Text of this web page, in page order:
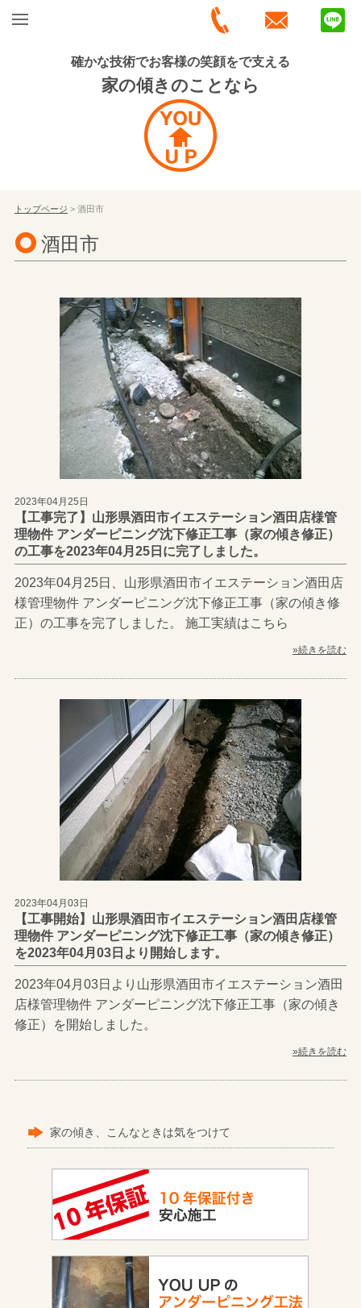
確かな技術でお客様の笑顔をで支える
家の傾きのことなら
トップページ > 酒田市
酒田市
2023年04月25日
【工事完了】山形県酒田市イエステーション酒田店様管
理物件 アンダーピニング沈下修正工事（家の傾き修正）
の工事を2023年04月25日に完了しました。
2023年04月25日、山形県酒田市イエステーション酒田店
様管理物件 アンダーピニング沈下修正工事（家の傾き修
正）の工事を完了しました。 施工実績はこちら
»続きを読む
2023年04月03日
【工事開始】山形県酒田市イエステーション酒田店様管
理物件 アンダーピニング沈下修正工事（家の傾き修正）
を2023年04月03日より開始します。
2023年04月03日より山形県酒田市イエステーション酒田
店様管理物件 アンダーピニング沈下修正工事（家の傾き
修正）を開始しました。
»続きを読む
家の傾き、こんなときは気をつけて